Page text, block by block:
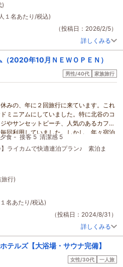
)
１名あたり/税込)
（投稿日：2026/2/5）
詳しくみる
2020年10月ＮＥＷＯＰＥＮ）
男性/40代 家族旅行
みの、年に２回旅行に来ています。これ
ドミニアムにしていました。特に北谷のコ
やサンセットビーチ、人気のあるカフェ
回利用していました。しかし、年々宿泊
毎回レンタ車を借りていることから、今
ホテルにしました。値段は、５泊しても
休みシーズンを考慮しても、また、後述
言い切れます。こちらは、ホテルと言っ
乾燥機が完備されているので、コンドミ
フが常駐していますし、夜間はセキュリ
人のアパート型・マンション型コンドミ
部屋は、充実した広さで、ベッドも広く
ーツケースを複数個置いても狭くありま
ファ(ベッドにもなる)があり、ネット動
。最上階に大浴場もあり、とても快適に
を利用したり、足を伸ばせて入っ
らに展望露天風呂は、格別でした。部屋
、利用者の皆さんの自宅と同等、若しく
夕食 - 接客 5 清潔感 5
】ライカムで快適連泊プラン♪ 素泊ま
行)
名あたり/税込)
（投稿日：2024/8/31）
詳しくみる
テルズ【大浴場・サウナ完備】
女性/30代 一人旅